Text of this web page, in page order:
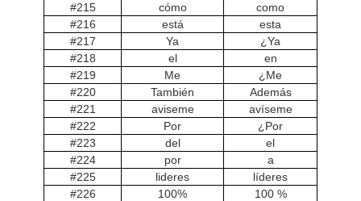
#215
cómo
como
#216
está
esta
#217
Ya
¿Ya
#218
el
en
#219
Me
¿Me
#220
También
Además
#221
aviseme
avíseme
#222
Por
¿Por
#223
del
el
#224
por
a
#225
lideres
líderes
#226
100%
100 %